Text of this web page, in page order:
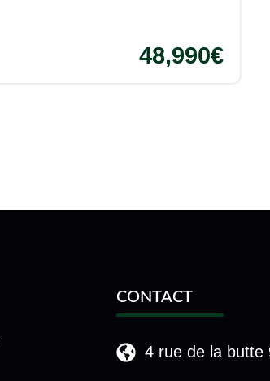
48,990€
CONTACT
4 rue de la butte